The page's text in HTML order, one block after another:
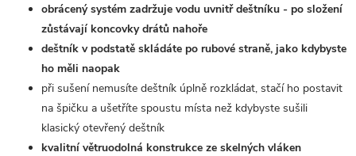
obrácený systém zadržuje vodu uvnitř deštníku - po složení
zůstávají koncovky drátů nahoře
deštník v podstatě skládáte po rubové straně, jako kdybyste
ho měli naopak
při sušení nemusíte deštník úplně rozkládat, stačí ho postavit
na špičku a ušetříte spoustu místa než kdybyste sušili
klasický otevřený deštník
kvalitní větruodolná konstrukce ze skelných vláken